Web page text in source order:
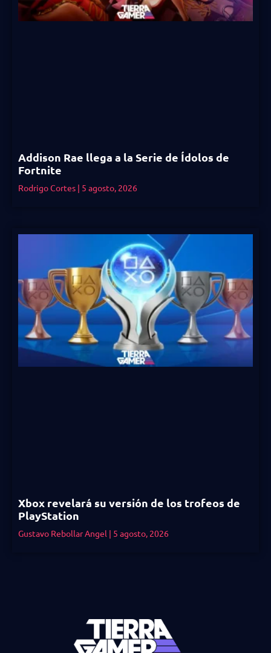
Addison Rae llega a la Serie de Ídolos de
Fortnite
Rodrigo Cortes 5 agosto, 2026
Xbox revelará su versión de los trofeos de
PlayStation
Gustavo Rebollar Angel 5 agosto, 2026